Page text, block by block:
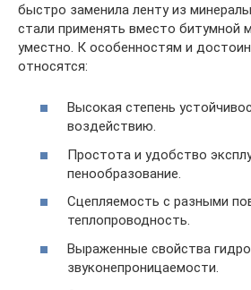
быстро заменила ленту из
стали применять вместо битумной
уместно. К особенностям и
относятся:
Высокая степень
воздействию.
Простота и удобство
пенообразование.
Сцепляемость с разными
теплопроводность.
Выраженные свойства
звуконепроницаемости.